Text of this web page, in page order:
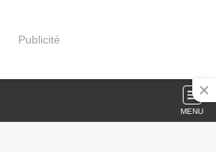
Publicité
MENU